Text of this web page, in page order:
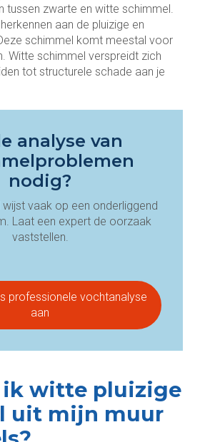
tussen zwarte en witte schimmel.
aan de pluizige en
schimmel komt meestal voor
Witte schimmel verspreidt zich
tot structurele schade aan je
analyse van
nodig?
vaak op een onderliggend
Laat een expert de oorzaak
vaststellen.
professionele vochtanalyse
aan
ik witte pluizige
uit mijn muur